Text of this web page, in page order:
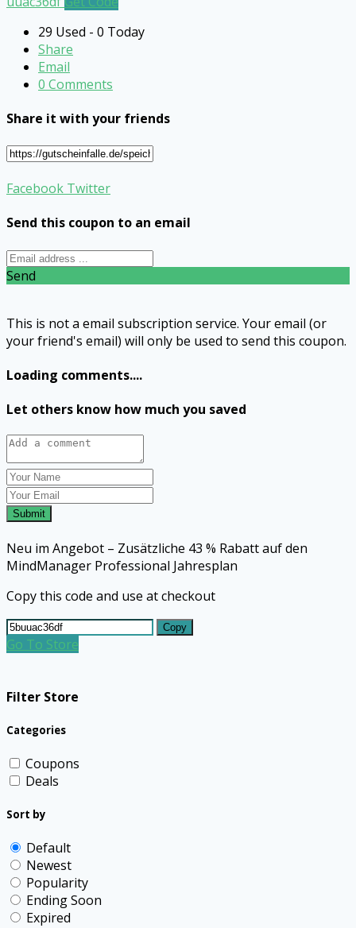
29 Used - 0 Today
Share
Email
0 Comments
Share it with your friends
Facebook Twitter
Send this coupon to an email
Send
This is not a email subscription service. Your email (or
your friend's email) will only be used to send this coupon.
Loading comments....
Let others know how much you saved
Submit
Neu im Angebot – Zusätzliche 43 % Rabatt auf den
MindManager Professional Jahresplan
Copy this code and use at checkout
Copy
Go To Store
Filter Store
Categories
Coupons
Deals
Sort by
Default
Newest
Popularity
Ending Soon
Expired